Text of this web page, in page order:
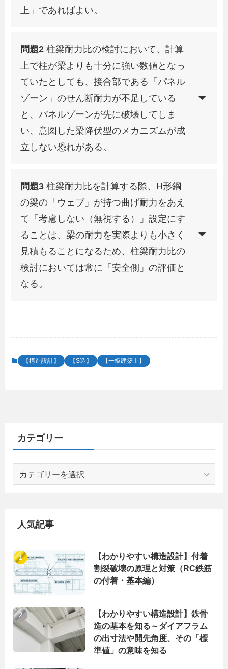
上」であればよい。
問題2 柱梁耐力比の検討において、計算
上で柱が梁よりも十分に強い数値となっ
ていたとしても、接合部である「パネル
ゾーン」のせん断耐力が不足している
と、パネルゾーンが先に破壊してしま
い、意図した梁降伏型のメカニズムが成
立しない恐れがある。
問題3 柱梁耐力比を計算する際、H形鋼
の梁の「ウェブ」が持つ曲げ耐力をあえ
て「考慮しない（無視する）」設定にす
ることは、梁の耐力を実際よりも小さく
見積もることになるため、柱梁耐力比の
検討においては常に「安全側」の評価と
なる。
【構造設計】 【S造】 【一級建築士】
カテゴリー
人気記事
【わかりやすい構造設計】付着
割裂破壊の原理と対策（RC鉄筋
の付着・基本編）
【わかりやすい構造設計】鉄骨
造の基本を知る～ダイアフラム
の出寸法や開先角度、その「標
準値」の意味を知る